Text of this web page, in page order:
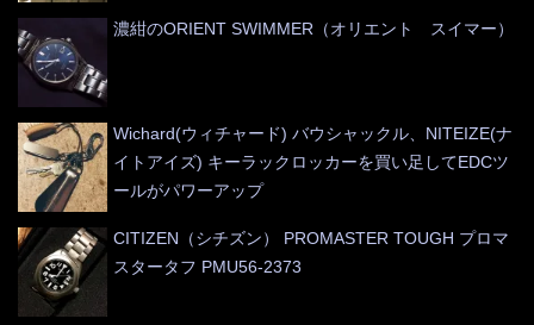
濃紺のORIENT SWIMMER（オリエント スイマー）
Wichard(ウィチャード) バウシャックル、NITEIZE(ナ
イトアイズ) キーラックロッカーを買い足してEDCツ
ールがパワーアップ
CITIZEN（シチズン） PROMASTER TOUGH プロマ
スタータフ PMU56-2373